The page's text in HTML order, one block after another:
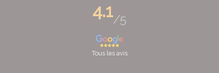
4.1/5
Tous les avis